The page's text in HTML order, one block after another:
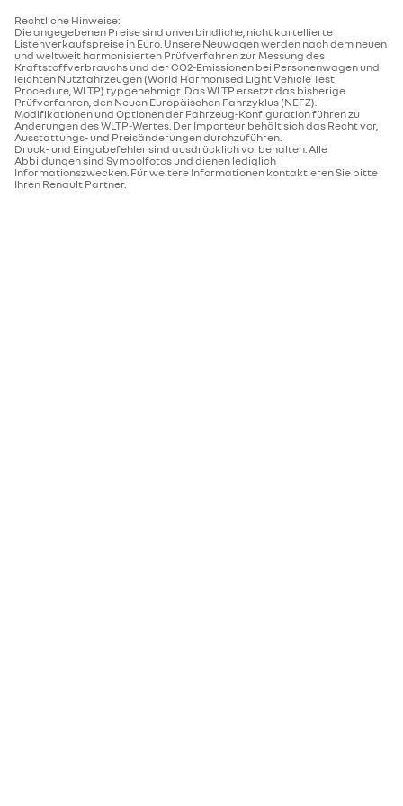
Rechtliche Hinweise:
Die angegebenen Preise sind unverbindliche, nicht kartellierte
Listenverkaufspreise in Euro. Unsere Neuwagen werden nach dem neuen
und weltweit harmonisierten Prüfverfahren zur Messung des
Kraftstoffverbrauchs und der CO2-Emissionen bei Personenwagen und
leichten Nutzfahrzeugen (World Harmonised Light Vehicle Test
Procedure, WLTP) typgenehmigt. Das WLTP ersetzt das bisherige
Prüfverfahren, den Neuen Europäischen Fahrzyklus (NEFZ).
Modifikationen und Optionen der Fahrzeug-Konfiguration führen zu
Änderungen des WLTP-Wertes. Der Importeur behält sich das Recht vor,
Ausstattungs- und Preisänderungen durchzuführen.
Druck- und Eingabefehler sind ausdrücklich vorbehalten. Alle
Abbildungen sind Symbolfotos und dienen lediglich
Informationszwecken. Für weitere Informationen kontaktieren Sie bitte
Ihren Renault Partner.